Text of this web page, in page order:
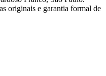
originais e garantia formal de